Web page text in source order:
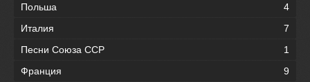
Польша
4
Италия
7
Песни Союза ССР
1
Франция
9